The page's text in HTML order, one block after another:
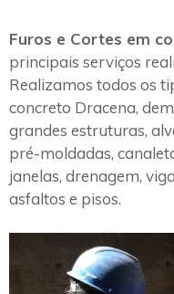
Furos e Cortes em
principais serviços
Realizamos todos os
concreto Dracena,
grandes estruturas,
pré-moldadas,
janelas, drenagem,
asfaltos e pisos.